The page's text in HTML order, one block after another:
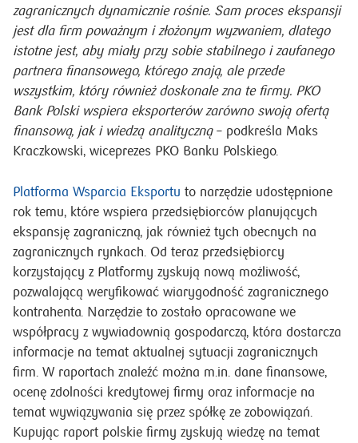
zagranicznych dynamicznie rośnie. Sam proces ekspansji
jest dla firm poważnym i złożonym wyzwaniem, dlatego
istotne jest, aby miały przy sobie stabilnego i zaufanego
partnera finansowego, którego znają, ale przede
wszystkim, który również doskonale zna te firmy. PKO
Bank Polski wspiera eksporterów zarówno swoją ofertą
finansową, jak i wiedzą analityczną – podkreśla Maks
Kraczkowski, wiceprezes PKO Banku Polskiego.
Platforma Wsparcia Eksportu to narzędzie udostępnione
rok temu, które wspiera przedsiębiorców planujących
ekspansję zagraniczną, jak również tych obecnych na
zagranicznych rynkach. Od teraz przedsiębiorcy
korzystający z Platformy zyskują nową możliwość,
pozwalającą weryfikować wiarygodność zagranicznego
kontrahenta. Narzędzie to zostało opracowane we
współpracy z wywiadownią gospodarczą, która dostarcza
informacje na temat aktualnej sytuacji zagranicznych
firm. W raportach znaleźć można m.in. dane finansowe,
ocenę zdolności kredytowej firmy oraz informacje na
temat wywiązywania się przez spółkę ze zobowiązań.
Kupując raport polskie firmy zyskują wiedzę na temat